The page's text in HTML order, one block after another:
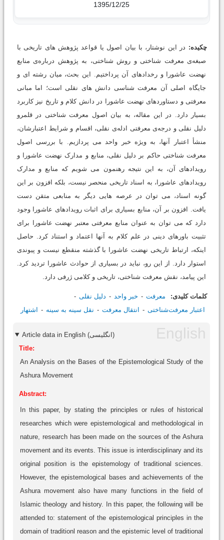
1395/12/25
چکیده: در این نوشتار، با بیان اصول یا قواعد پژوهش های تاریخی با
صبغه‌ی معرفت شناختی و روش شناختی، به پژوهش درباره‌ی منابع
نهضت عاشورا و رخدادهای آن پرداختیم. این بحث، میان رشته ای و
جایگاه اصلی آن معرفت شناسی دانش های نقلی است؛ اما مبانی
معرفتی و دستاوردهای نهضت عاشورا در دانش کلام و تاریخ نیز کاربرد
بسیار دارد. در این مقاله، به بیان اصول معرفت شناختی در قلمرو
دلیل نقلی و درجه‌ی معرفتی ادله‌ی نقلی، اقسام و شرایط اعتبارشان،
منشأ اعتبار آنها، به ویژه خبر واحد می پردازیم. با بررسی اصول
معرفت شناختی حاکم بر دلیل نقلی، منابع و مدارک نهضت عاشورا و
رویدادهای آن، به این نتیجه رهنمون می شویم که منابع و مدارک
رویدادهای عاشورا، به اسناد تاریخی منحصر نیست، بلکه افزون بر این
گونه اسناد، می توان در عرصه هایی دیگر به منابعی متقن دست
یافت. افزون بر آن، منابع بسیاری برای اثبات رویدادهای عاشورا وجود
دارد که می توان به عنوان منابع معرفتی معتبر نهضت عاشورا برای
تثبیت باورهای دینی در علم کلام به آنها اعتماد و استناد کرد. حاصل
اینکه، ارتباط تاریخی نهضت عاشورا با گذشته منقطع نیست و پیوندی
استوار دارد. از این رو، نباید در بسیاری از حوادث عاشورا تردید کرد.
این پیامد، نقش معرفت شناختی، تاریخی و کلامی ژرفی دارد.
کلمات کلیدی: معرفت خبر واحد
دلیل نقلی
اعتبار معرفت‌شناختی
انتقال معرفت نقل سینه به سینه اشتهار
Article data in English (انگلیسی)
Title:
An Analysis on the Bases of the Epistemological Study of the
Ashura Movement
Abstract:
In this paper, by stating the principles or rules of historical
researches which were epistemological and methodological in
nature, research has been made on the sources of the Ashura
movement and its events. This issue is interdisciplinary and its
original position is the epistemology of traditional sciences.
However, the epistemological bases and achievements of the
Ashura movement also have many functions in the field of
Islamic theology and history. In this paper, the following will be
attended to: statement of the epistemological principles in the
domain of traditionl reason and the epistemic level of traditional